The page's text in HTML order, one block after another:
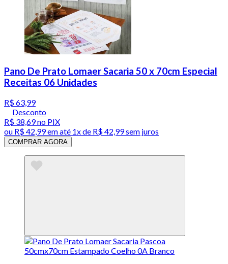
Pano De Prato Lomaer Sacaria 50 x 70cm Especial
Receitas 06 Unidades
R$ 63,99
Desconto
R$ 38,69no PIX
ou R$ 42,99em até 1x de R$ 42,99sem juros
COMPRAR AGORA